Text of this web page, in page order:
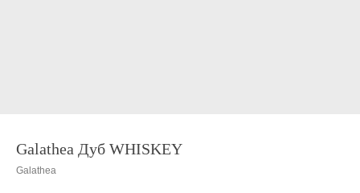
Galathea Дуб WHISKEY
Galathea